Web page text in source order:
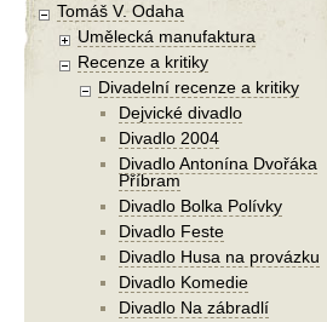
Tomáš V. Odaha
Umělecká manufaktura
Recenze a kritiky
Divadelní recenze a kritiky
Dejvické divadlo
Divadlo 2004
Divadlo Antonína Dvořáka
Příbram
Divadlo Bolka Polívky
Divadlo Feste
Divadlo Husa na provázku
Divadlo Komedie
Divadlo Na zábradlí